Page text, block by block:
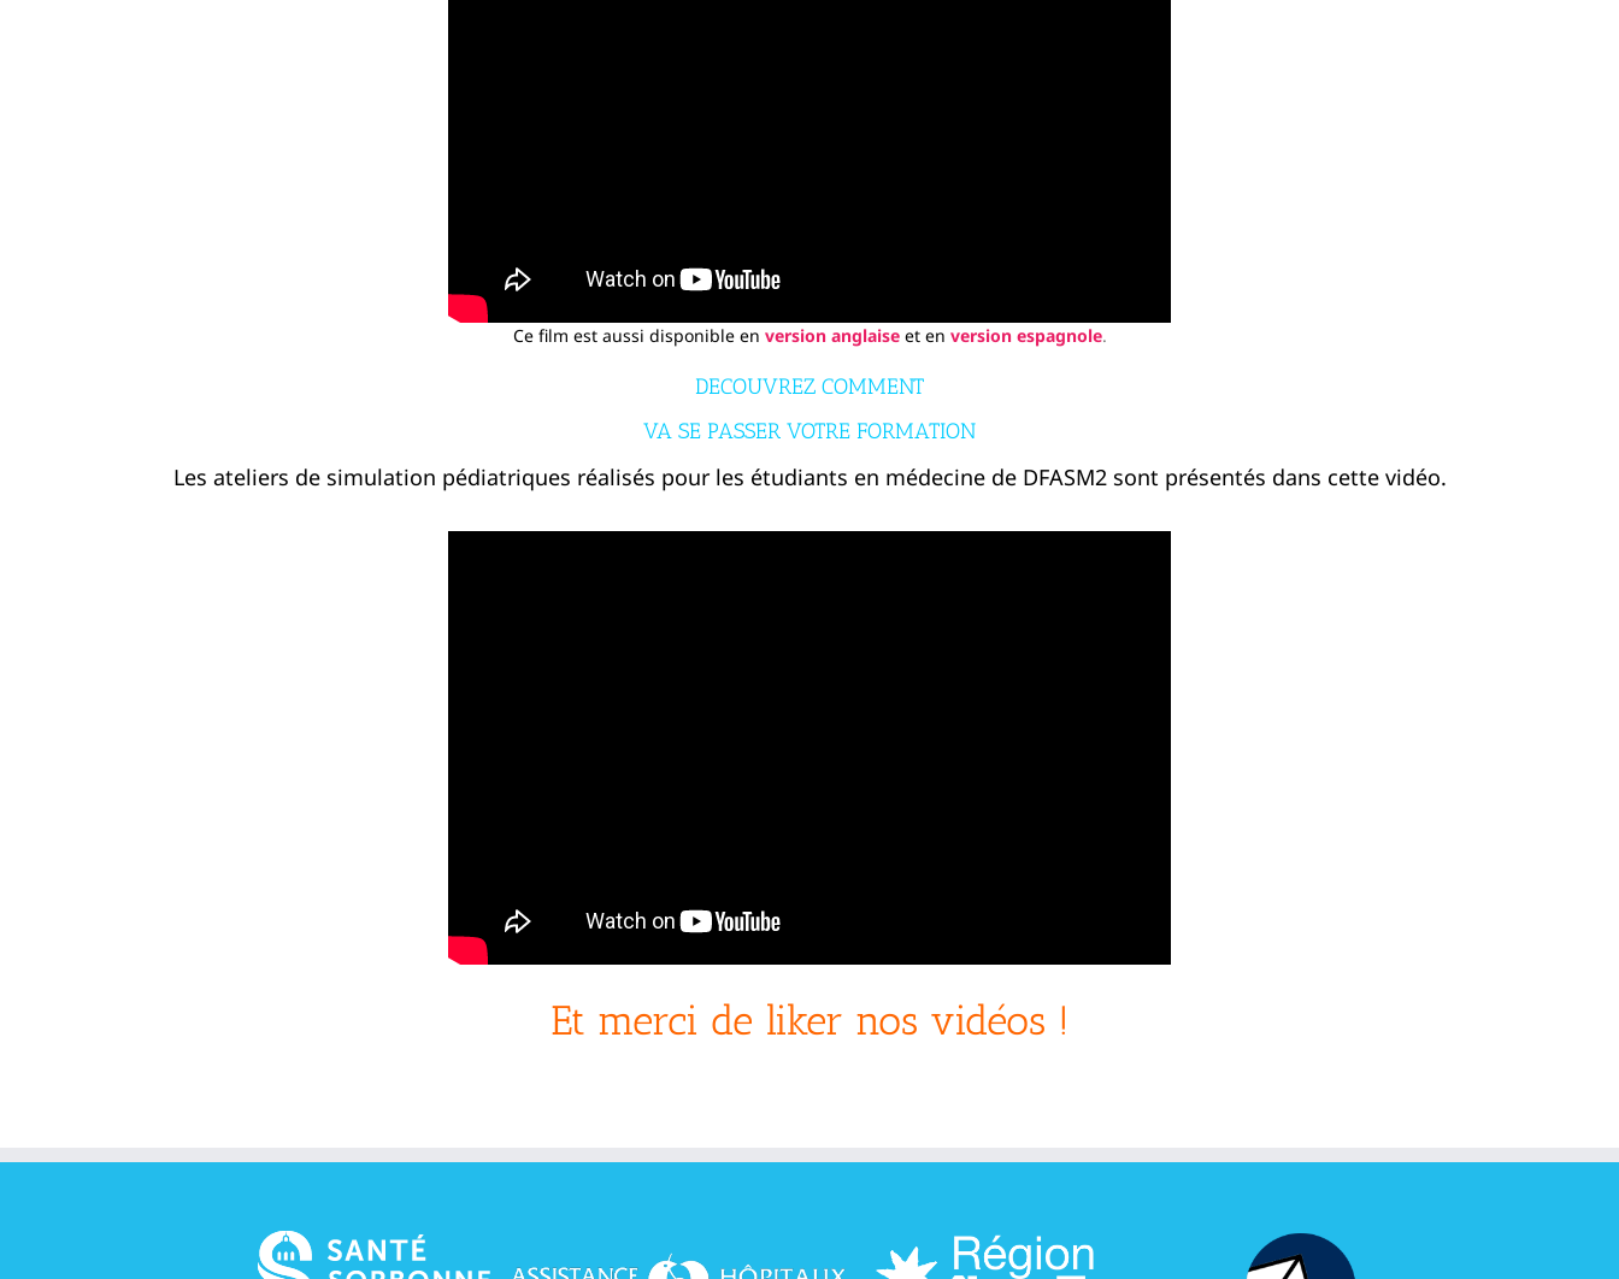
Ce film est aussi disponible en version anglaise et en version espagnole.
DECOUVREZ COMMENT
VA SE PASSER VOTRE FORMATION
Les ateliers de simulation pédiatriques réalisés pour les étudiants en médecine de DFASM2 sont présentés dans cette vidéo.
Et merci de liker nos vidéos !